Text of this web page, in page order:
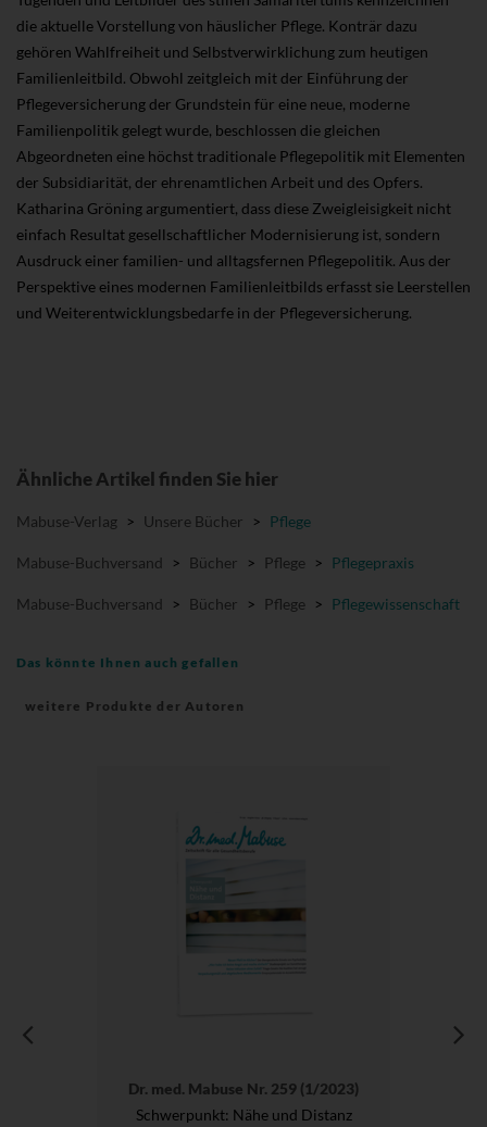
die aktuelle Vorstellung von häuslicher Pflege. Konträr dazu
gehören Wahlfreiheit und Selbstverwirklichung zum heutigen
Familienleitbild. Obwohl zeitgleich mit der Einführung der
Pflegeversicherung der Grundstein für eine neue, moderne
Familienpolitik gelegt wurde, beschlossen die gleichen
Abgeordneten eine höchst traditionale Pflegepolitik mit Elementen
der Subsidiarität, der ehrenamtlichen Arbeit und des Opfers.
Katharina Gröning argumentiert, dass diese Zweigleisigkeit nicht
einfach Resultat gesellschaftlicher Modernisierung ist, sondern
Ausdruck einer familien- und alltagsfernen Pflegepolitik. Aus der
Perspektive eines modernen Familienleitbilds erfasst sie Leerstellen
und Weiterentwicklungsbedarfe in der Pflegeversicherung.
Ähnliche Artikel finden Sie hier
Mabuse-Verlag > Unsere Bücher > Pflege
Mabuse-Buchversand > Bücher > Pflege > Pflegepraxis
Mabuse-Buchversand > Bücher > Pflege > Pflegewissenschaft
Das könnte Ihnen auch gefallen
weitere Produkte der Autoren
Dr. med. Mabuse Nr. 259 (1/2023)
Schwerpunkt: Nähe und Distanz